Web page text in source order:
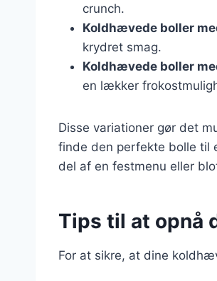
crunch.
Koldhævede boller
krydret smag.
Koldhævede boller
en lækker
Disse variationer gør det
finde den perfekte bolle til
del af en festmenu eller
Tips til at opnå
For at sikre, at dine